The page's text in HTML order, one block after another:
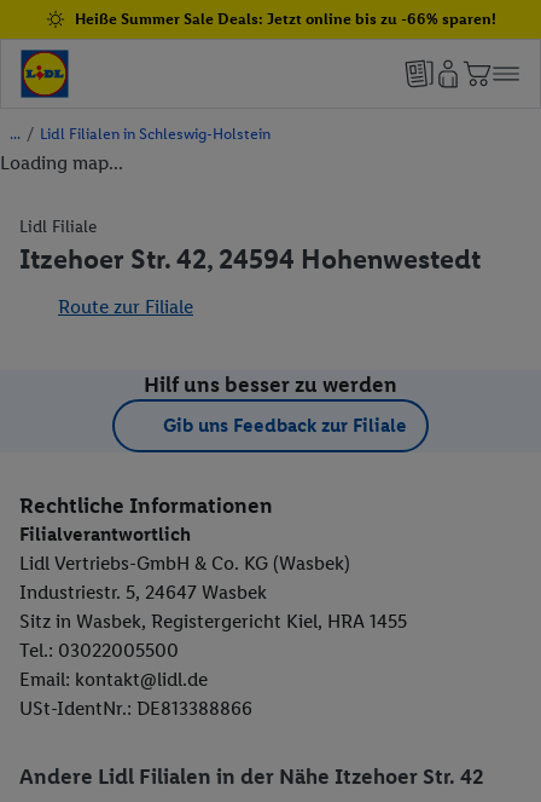
Heiße Summer Sale Deals: Jetzt online bis zu -66% sparen!
/ Lidl Filialen in Schleswig-Holstein
Loading map...
Lidl Filiale
Itzehoer Str. 42, 24594 Hohenwestedt
Route zur Filiale
Hilf uns besser zu werden
Gib uns Feedback zur Filiale
Rechtliche Informationen
Filialverantwortlich
Lidl Vertriebs-GmbH & Co. KG (Wasbek)
Industriestr. 5, 24647 Wasbek
Sitz in Wasbek, Registergericht Kiel, HRA 1455
Tel.: 03022005500
Email: kontakt@lidl.de
USt-IdentNr.: DE813388866
Andere Lidl Filialen in der Nähe Itzehoer Str. 42